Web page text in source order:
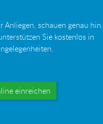
Anliegen, schauen genau hin,
Sie kostenlos in
einreichen